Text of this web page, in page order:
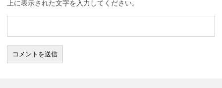
上に表示された文字を入力してください。